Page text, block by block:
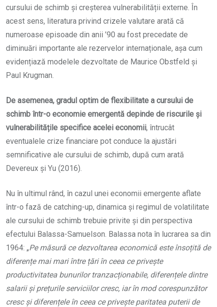
cursului de schimb și creșterea vulnerabilității externe. În
acest sens, literatura privind crizele valutare arată că
numeroase episoade din anii ’90 au fost precedate de
diminuări importante ale rezervelor internaționale, așa cum
evidențiază modelele dezvoltate de Maurice Obstfeld și
Paul Krugman.
De asemenea, gradul optim de flexibilitate a cursului de
schimb într-o economie emergentă depinde de riscurile și
vulnerabilitățile specifice acelei economii, întrucât
eventualele crize financiare pot conduce la ajustări
semnificative ale cursului de schimb, după cum arată
Devereux și Yu (2016).
Nu în ultimul rând, în cazul unei economii emergente aflate
într-o fază de catching-up, dinamica și regimul de volatilitate
ale cursului de schimb trebuie privite și din perspectiva
efectului Balassa-Samuelson. Balassa nota în lucrarea sa din
1964: „Pe măsură ce dezvoltarea economică este însoțită de
diferențe mai mari între țări în ceea ce privește
productivitatea bunurilor tranzacționabile, diferențele dintre
salarii și prețurile serviciilor cresc, iar în mod corespunzător
cresc și diferențele în ceea ce privește paritatea puterii de